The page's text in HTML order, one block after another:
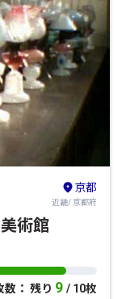
京都
近畿/ 京都府
術館
数： 残り 9 / 10枚